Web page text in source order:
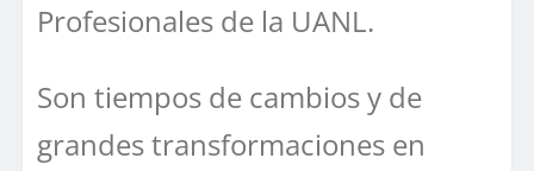
Profesionales de la UANL.
Son tiempos de cambios y de
grandes transformaciones en